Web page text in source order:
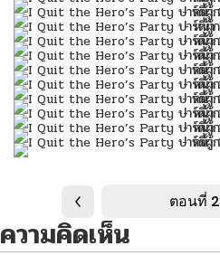
ตอนที่ 2
ความคิดเห็น